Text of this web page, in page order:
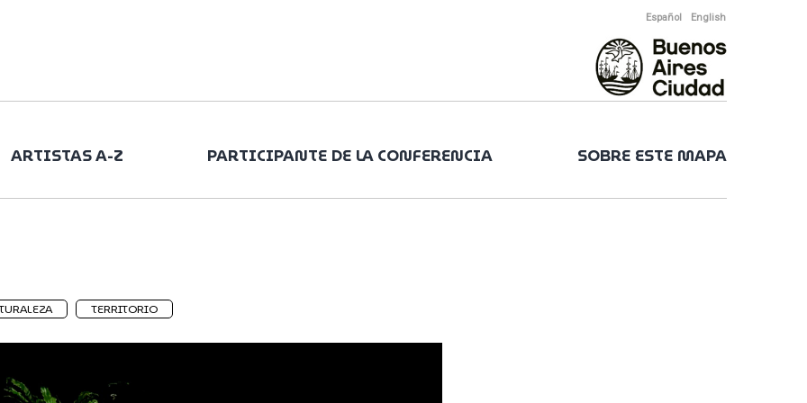
Español English
ARTISTAS A-Z PARTICIPANTE DE LA CONFERENCIA SOBRE ESTE MAPA
TERRITORIO